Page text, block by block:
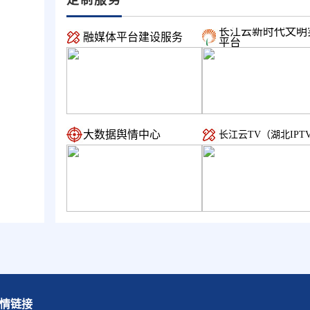
融媒体平台建设服务
长江云新时代文明
平台
大数据舆情中心 长江云TV（湖北
链接